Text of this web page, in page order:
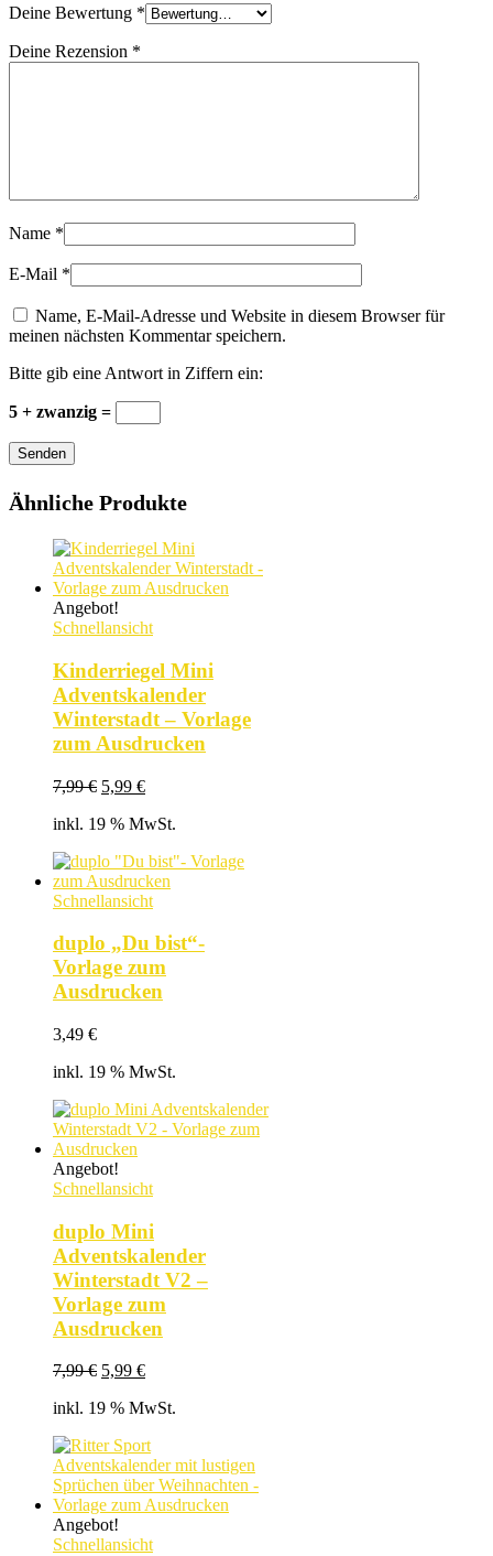
Deine Bewertung *
Deine Rezension *
Name *
E-Mail *
Name, E-Mail-Adresse und Website in diesem Browser für
meinen nächsten Kommentar speichern.
Bitte gib eine Antwort in Ziffern ein:
5 + zwanzig =
Senden
Ähnliche Produkte
Angebot!
Schnellansicht
Kinderriegel Mini
Adventskalender
Winterstadt – Vorlage
zum Ausdrucken
7,99€ Ursprünglicher
war:
5,99 €Aktueller
ist:
inkl. 19 % MwSt.
Schnellansicht
duplo „Du bist“-
Vorlage zum
Ausdrucken
3,49 €
inkl. 19 % MwSt.
Angebot!
Schnellansicht
duplo Mini
Adventskalender
Winterstadt V2 –
Vorlage zum
Ausdrucken
7,99€ Ursprünglicher
war:
5,99 €Aktueller
ist:
inkl. 19 % MwSt.
Angebot!
Schnellansicht